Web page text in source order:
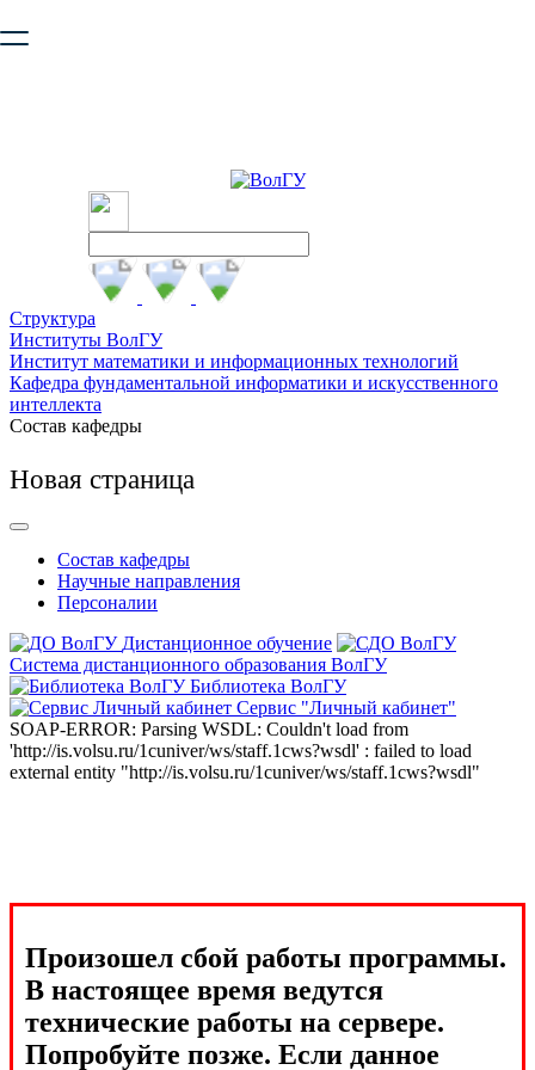
безопасную работу с сайтом. Пожалуйста
Структура
Институты ВолГУ
Институт математики и информационных технологий
Кафедра фундаментальной информатики и искусственного
интеллекта
Состав кафедры
Новая страница
Состав кафедры
Научные направления
Персоналии
Дистанционное обучение
Система дистанционного образования ВолГУ
Библиотека ВолГУ
Сервис "Личный кабинет"
SOAP-ERROR: Parsing WSDL: Couldn't load from
'http://is.volsu.ru/1cuniver/ws/staff.1cws?wsdl' : failed to load
external entity "http://is.volsu.ru/1cuniver/ws/staff.1cws?wsdl"
Произошел сбой работы программы.
В настоящее время ведутся
технические работы на сервере.
Попробуйте позже. Если данное